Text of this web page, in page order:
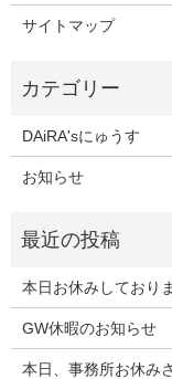
サイトマップ
DAiRA'sにゅうす
お知らせ
本日お休みしており
GW休暇のお知らせ
本日、事務所お休み